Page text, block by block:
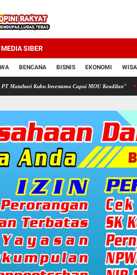
SIBER
BENCANA BISNIS EKONOMI
Investama Capai MOU Keadilan" PROF DR